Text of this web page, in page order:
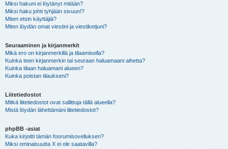
Miksi hakuni ei löytänyt mitään?
Miksi haku johti tyhjään sivuun!?
Miten etsin käyttäjiä?
Miten löydän omat viestini ja viestiketjuni?
Seuraaminen ja kirjanmerkit
Mikä ero on kirjanmerkillä ja tilaamisella?
Kuinka teen kirjanmerkin tai seuraan haluamaani aihetta?
Kuinka tilaan haluamani alueen?
Kuinka poistan tilaukseni?
Liitetiedostot
Mitkä liitetiedostot ovat sallittuja tällä alueella?
Mistä löydän lähettämäni liitetiedostot?
phpBB -asiat
Kuka kirjoitti tämän foorumisovelluksen?
Miksi ominaisuutta X ei ole saatavilla?